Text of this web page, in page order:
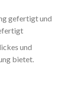
gefertigt und
und
bietet.